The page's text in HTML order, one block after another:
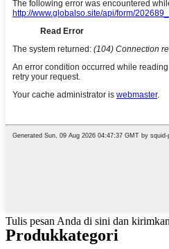
Tulis pesan Anda di sini dan
Produkkategori